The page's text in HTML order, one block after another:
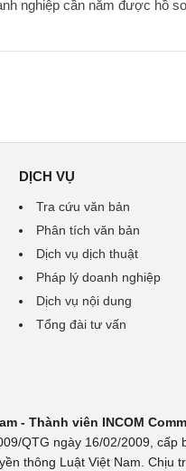
nghiệp cần nắm được hồ
DỊCH VỤ
Tra cứu văn bản
Phân tích văn bản
Dịch vụ dịch thuật
Pháp lý doanh nghiệp
Dịch vụ nội dung
Tổng đài tư vấn
- Thành viên INCOM
QTG ngày 16/02/2009, cấp
thông Luật Việt Nam. Chịu